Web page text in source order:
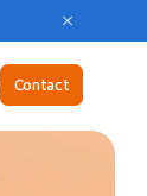
Contact